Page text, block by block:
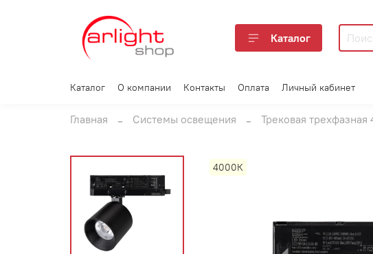
Каталог
Каталог О компании Контакты Оплата Личный кабинет
Главная Системы освещения Трековая трехфазная
4000К